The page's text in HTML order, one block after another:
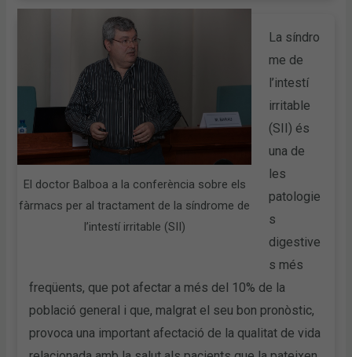
El doctor Balboa a la conferència sobre els
fàrmacs per al tractament de la síndrome de
l’intestí irritable (SII)
La síndro
me de
l’intestí
irritable
(SII) és
una de
les
patologie
s
digestive
s més
freqüents, que pot afectar a més del 10% de la
població general i que, malgrat el seu bon pronòstic,
provoca una important afectació de la qualitat de vida